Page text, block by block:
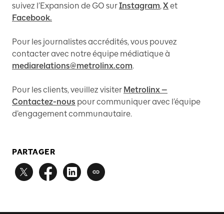
suivez l’Expansion de GO surInstagram,Xet
Facebook.
Pour les journalistes accrédités, vous pouvez
contacter avec notre équipe médiatique à
mediarelations@metrolinx.com.
Pour les clients, veuillez visiter Metrolinx —
Contactez-nous pour communiquer avec l’équipe
d’engagement communautaire.
PARTAGER